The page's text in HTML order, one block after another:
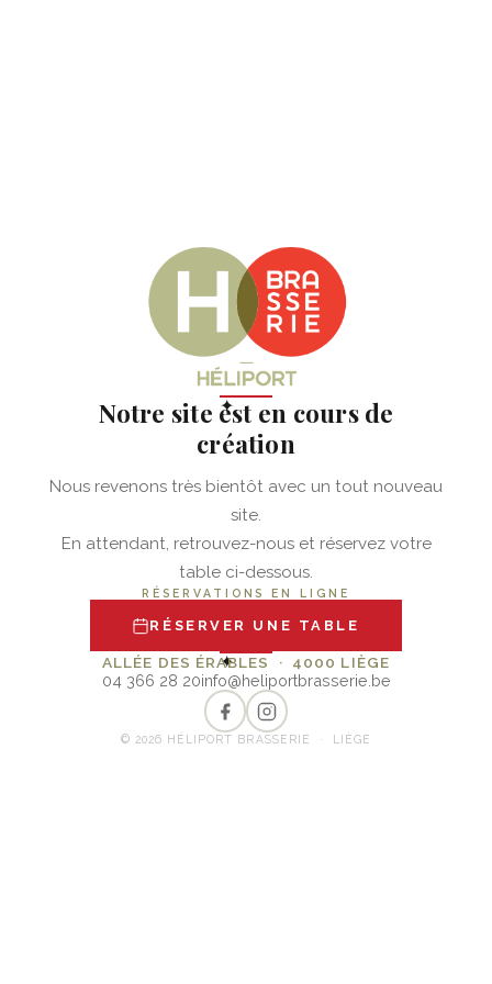
✦
Notre site est en cours de
création
Nous revenons très bientôt avec un tout nouveau
site.
En attendant, retrouvez-nous et réservez votre
table ci-dessous.
RÉSERVATIONS EN LIGNE
RÉSERVER UNE TABLE
✦
ALLÉE DES ÉRABLES · 4000 LIÈGE
04 366 28 20info@heliportbrasserie.be
© 2026 HÉLIPORT BRASSERIE · LIÈGE